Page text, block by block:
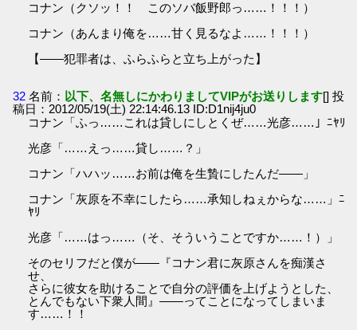
コナン（クソッ！！ このソバ飯野郎っ……！！！）
コナン（あんまり俺を……甘く見るなよ……！！！）
【――犯罪者は、ふらふらと立ち上がった】
32 名前： 以下、名無しにかわりましてVIPがお送りします[] 投
稿日：2012/05/19(土) 22:14:46.13 ID:D1nij4ju0
コナン「ふっ……これは貸しにしとくぜ……光彦……」ﾆﾔﾘ
光彦「……えっ……貸し……？」
コナン「ハハッ……お前は俺を生贄にしたんだ――」
コナン「灰原を不幸にしたら……承知しねぇからな……」ﾆ
ﾔﾘ
光彦「……はっ……（そ、そういうことですか……！）」
そのセリフだと僕が――『コナン君に灰原さんを痴漢さ
せ、
さらに彼女を助けることで自分の評価を上げようとした、
とんでもない下衆人間』――ってことになってしまいま
す……！！